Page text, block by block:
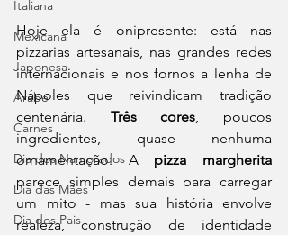
Italiana
Mexicana
Japonesa
Arabe
Carnes
Dia dos Namorados
Dia das Mães
Dia dos Pais
Hoje ela é onipresente: está nas
pizzarias artesanais, nas grandes redes
internacionais e nos fornos a lenha de
Nápoles que reivindicam tradição
centenária. Três cores, poucos
ingredientes, quase nenhuma
ornamentação. A pizza margherita
parece simples demais para carregar
um mito - mas sua história envolve
realeza, construção de identidade